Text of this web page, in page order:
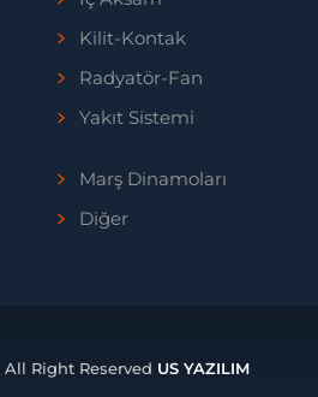
Kilit-Kontak
Radyatör-Fan
Yakıt Sistemi
Marş Dinamoları
Diğer
Right Reserved US YAZILIM